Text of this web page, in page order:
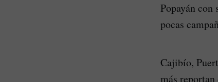
Popayán con
pocas
Cajibío,
más